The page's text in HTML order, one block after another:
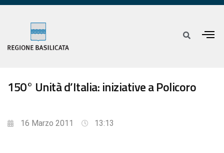
150° Unità d’Italia: iniziative a Policoro
16 Marzo 2011 13:13